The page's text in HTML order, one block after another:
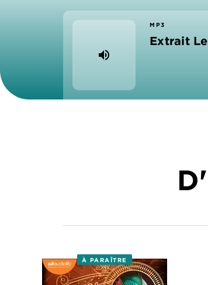
volume_up
MP3
Extrait
À PARAÎTRE